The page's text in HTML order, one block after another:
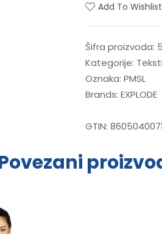
Add To Wishlist
Šifra proizvoda:
Kategorije:
Oznaka: PMSL
Brands: EXPLODE
GTIN: